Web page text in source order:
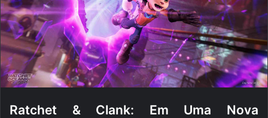
Ratchet & Clank: Em Uma Nova